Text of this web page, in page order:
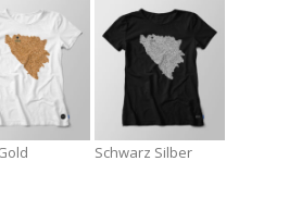
Schwarz Silber